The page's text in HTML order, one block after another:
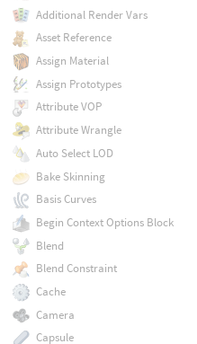
Additional Render Vars
Asset Reference
Assign Material
Assign Prototypes
Attribute VOP
Attribute Wrangle
Auto Select LOD
Bake Skinning
Basis Curves
Begin Context Options Block
Blend
Blend Constraint
Cache
Camera
Capsule